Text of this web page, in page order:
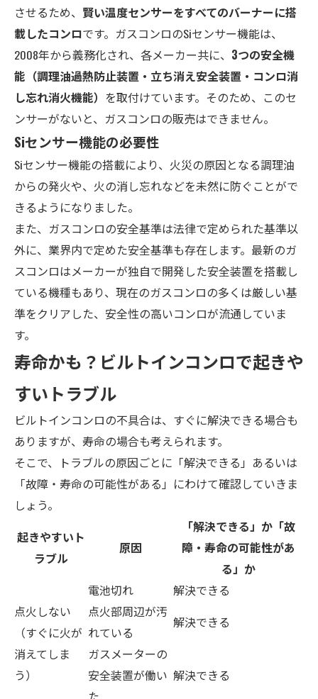
させるため、 賢い温度センサーをすべてのバーナーに搭
載したコンロです。ガスコンロのSiセンサー機能は、
2008年から義務化され、各メーカー共に、 3つの安全機
能（調理油過熱防止装置・立ち消え安全装置・コンロ消
し忘れ消火機能） を取付けています。そのため、このセ
ンサーがないと、ガスコンロの販売はできません。
Siセンサー機能の必要性
Siセンサー機能の搭載により、火災の原因となる調理油
からの発火や、火の消し忘れなどを未然に防ぐことがで
きるようになりました。
また、ガスコンロの安全基準は法律で定められた基準以
外に、業界内で定めた安全基準も存在します。最新のガ
スコンロはメーカーが独自で開発した安全装置を搭載し
ている機種もあり、現在のガスコンロの多くは厳しい基
準をクリアした、安全性の高いコンロが流通していま
す。
寿命かも？ビルトインコンロで起きや
すいトラブル
ビルトインコンロの不具合は、すぐに解決できる場合も
ありますが、寿命の場合も考えられます。
そこで、トラブルの原因ごとに「解決できる」あるいは
「故障・寿命の可能性がある」にわけて確認していきま
しょう。
起きやすいト
ラブル
原因
「解決できる」か「故
障・寿命の可能性があ
る」か
点火しない
（すぐに火が
消えてしま
う）
電池切れ
解決できる
点火部周辺が汚
れている
解決できる
ガスメーターの
安全装置が働い 解決できる